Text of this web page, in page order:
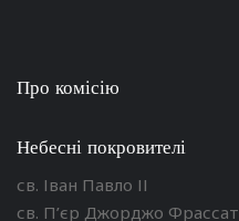
Про комісію
Небесні покровителі
св. Іван Павло ІІ
св. П’єр Джорджо